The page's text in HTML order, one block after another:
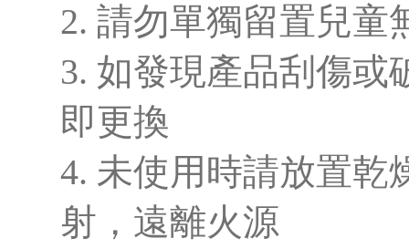
2. 請勿單獨留置兒童
3. 如發現產品刮傷或
即更換
4. 未使用時請放置乾
射，遠離火源